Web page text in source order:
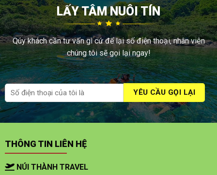
LẤY TÂM NUÔI TÍN
Qúy khách cần tư vấn gì cứ để lại số điện thoại, nhân viên
chúng tôi sẽ gọi lại ngay!
THÔNG TIN LIÊN HỆ
NÚI THÀNH TRAVEL